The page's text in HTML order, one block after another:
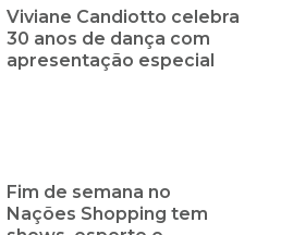
Viviane Candiotto celebra
30 anos de dança com
apresentação especial
Fim de semana no
Nações Shopping tem